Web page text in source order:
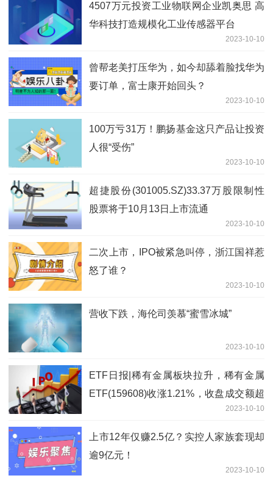
4507万元投资工业物联网企业凯奥思 高
华科技打造规模化工业传感器平台
2023-10-10
曾帮老美打压华为，如今却舔着脸找华为
要订单，富士康开始回头？
2023-10-10
100万亏31万！鹏扬基金这只产品让投资
人很“受伤”
2023-10-10
超捷股份(301005.SZ)33.37万股限制性
股票将于10月13日上市流通
2023-10-10
二次上市，IPO被紧急叫停，浙江国祥惹
怒了谁？
2023-10-10
营收下跌，海伦司羡慕“蜜雪冰城”
2023-10-10
ETF日报|稀有金属板块拉升，稀有金属
ETF(159608)收涨1.21%，收盘成交额超
2023-10-10
上市12年仅赚2.5亿？实控人家族套现却
逾9亿元！
2023-10-10